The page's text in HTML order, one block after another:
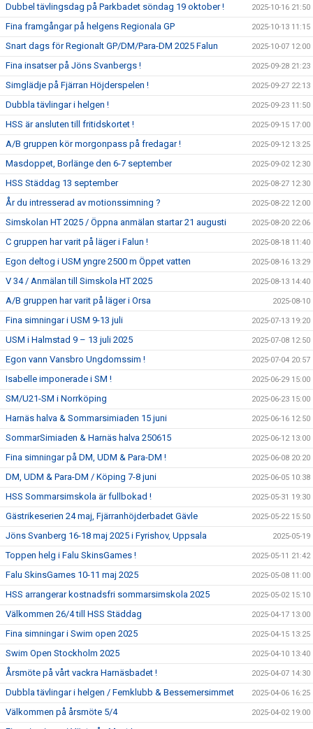
Dubbel tävlingsdag på Parkbadet söndag 19 oktober ! 2025-10-16 21:50
Fina framgångar på helgens Regionala GP 2025-10-13 11:15
Snart dags för Regionalt GP/DM/Para-DM 2025 Falun 2025-10-07 12:00
Fina insatser på Jöns Svanbergs ! 2025-09-28 21:23
Simglädje på Fjärran Höjderspelen ! 2025-09-27 22:13
Dubbla tävlingar i helgen ! 2025-09-23 11:50
HSS är ansluten till fritidskortet ! 2025-09-15 17:00
A/B gruppen kör morgonpass på fredagar ! 2025-09-12 13:25
Masdoppet, Borlänge den 6-7 september 2025-09-02 12:30
HSS Städdag 13 september 2025-08-27 12:30
År du intresserad av motionssimning ? 2025-08-22 12:00
Simskolan HT 2025 / Öppna anmälan startar 21 augusti 2025-08-20 22:06
C gruppen har varit på läger i Falun ! 2025-08-18 11:40
Egon deltog i USM yngre 2500 m Öppet vatten 2025-08-16 13:29
V 34 / Anmälan till Simskola HT 2025 2025-08-13 14:40
A/B gruppen har varit på läger i Orsa 2025-08-10
Fina simningar i USM 9-13 juli 2025-07-13 19:20
USM i Halmstad 9 – 13 juli 2025 2025-07-08 12:50
Egon vann Vansbro Ungdomssim ! 2025-07-04 20:57
Isabelle imponerade i SM ! 2025-06-29 15:00
SM/U21-SM i Norrköping 2025-06-23 15:00
Harnäs halva & Sommarsimiaden 15 juni 2025-06-16 12:50
SommarSimiaden & Harnäs halva 250615 2025-06-12 13:00
Fina simningar på DM, UDM & Para-DM ! 2025-06-08 20:20
DM, UDM & Para-DM / Köping 7-8 juni 2025-06-05 10:38
HSS Sommarsimskola är fullbokad ! 2025-05-31 19:30
Gästrikeserien 24 maj, Fjärranhöjderbadet Gävle 2025-05-22 15:50
Jöns Svanberg 16-18 maj 2025 i Fyrishov, Uppsala 2025-05-19
Toppen helg i Falu SkinsGames ! 2025-05-11 21:42
Falu SkinsGames 10-11 maj 2025 2025-05-08 11:00
HSS arrangerar kostnadsfri sommarsimskola 2025 2025-05-02 15:10
Välkommen 26/4 till HSS Städdag 2025-04-17 13:00
Fina simningar i Swim open 2025 2025-04-15 13:25
Swim Open Stockholm 2025 2025-04-10 13:40
Årsmöte på vårt vackra Harnäsbadet ! 2025-04-07 14:30
Dubbla tävlingar i helgen / Femklubb & Bessemersimmet 2025-04-06 16:25
Välkommen på årsmöte 5/4 2025-04-02 19:00